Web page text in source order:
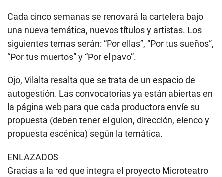
Cada cinco semanas se renovará la cartelera bajo
una nueva temática, nuevos títulos y artistas. Los
siguientes temas serán: “Por ellas”, “Por tus sueños”,
“Por tus muertos” y “Por el pavo”.
Ojo, Vilalta resalta que se trata de un espacio de
autogestión. Las convocatorias ya están abiertas en
la página web para que cada productora envíe su
propuesta (deben tener el guion, dirección, elenco y
propuesta escénica) según la temática.
ENLAZADOS
Gracias a la red que integra el proyecto Microteatro